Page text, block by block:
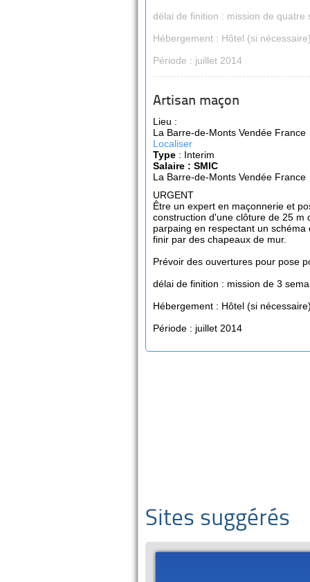
délai de finition : mission de quatre
Hébergement : Hôtel (si
Période : juillet 2014
Artisan maçon
Lieu :
La Barre-de-Monts Vendée France
Localiser
Type : Interim
Salaire : SMIC
La Barre-de-Monts Vendée France
URGENT
Être un expert en maçonnerie et
construction d'une clôture de 25 m
parpaing en respectant un
finir par des chapeaux de mur.
Prévoir des ouvertures pour pose
délai de finition : mission de 3
Hébergement : Hôtel (si
Période : juillet 2014
Sites suggérés